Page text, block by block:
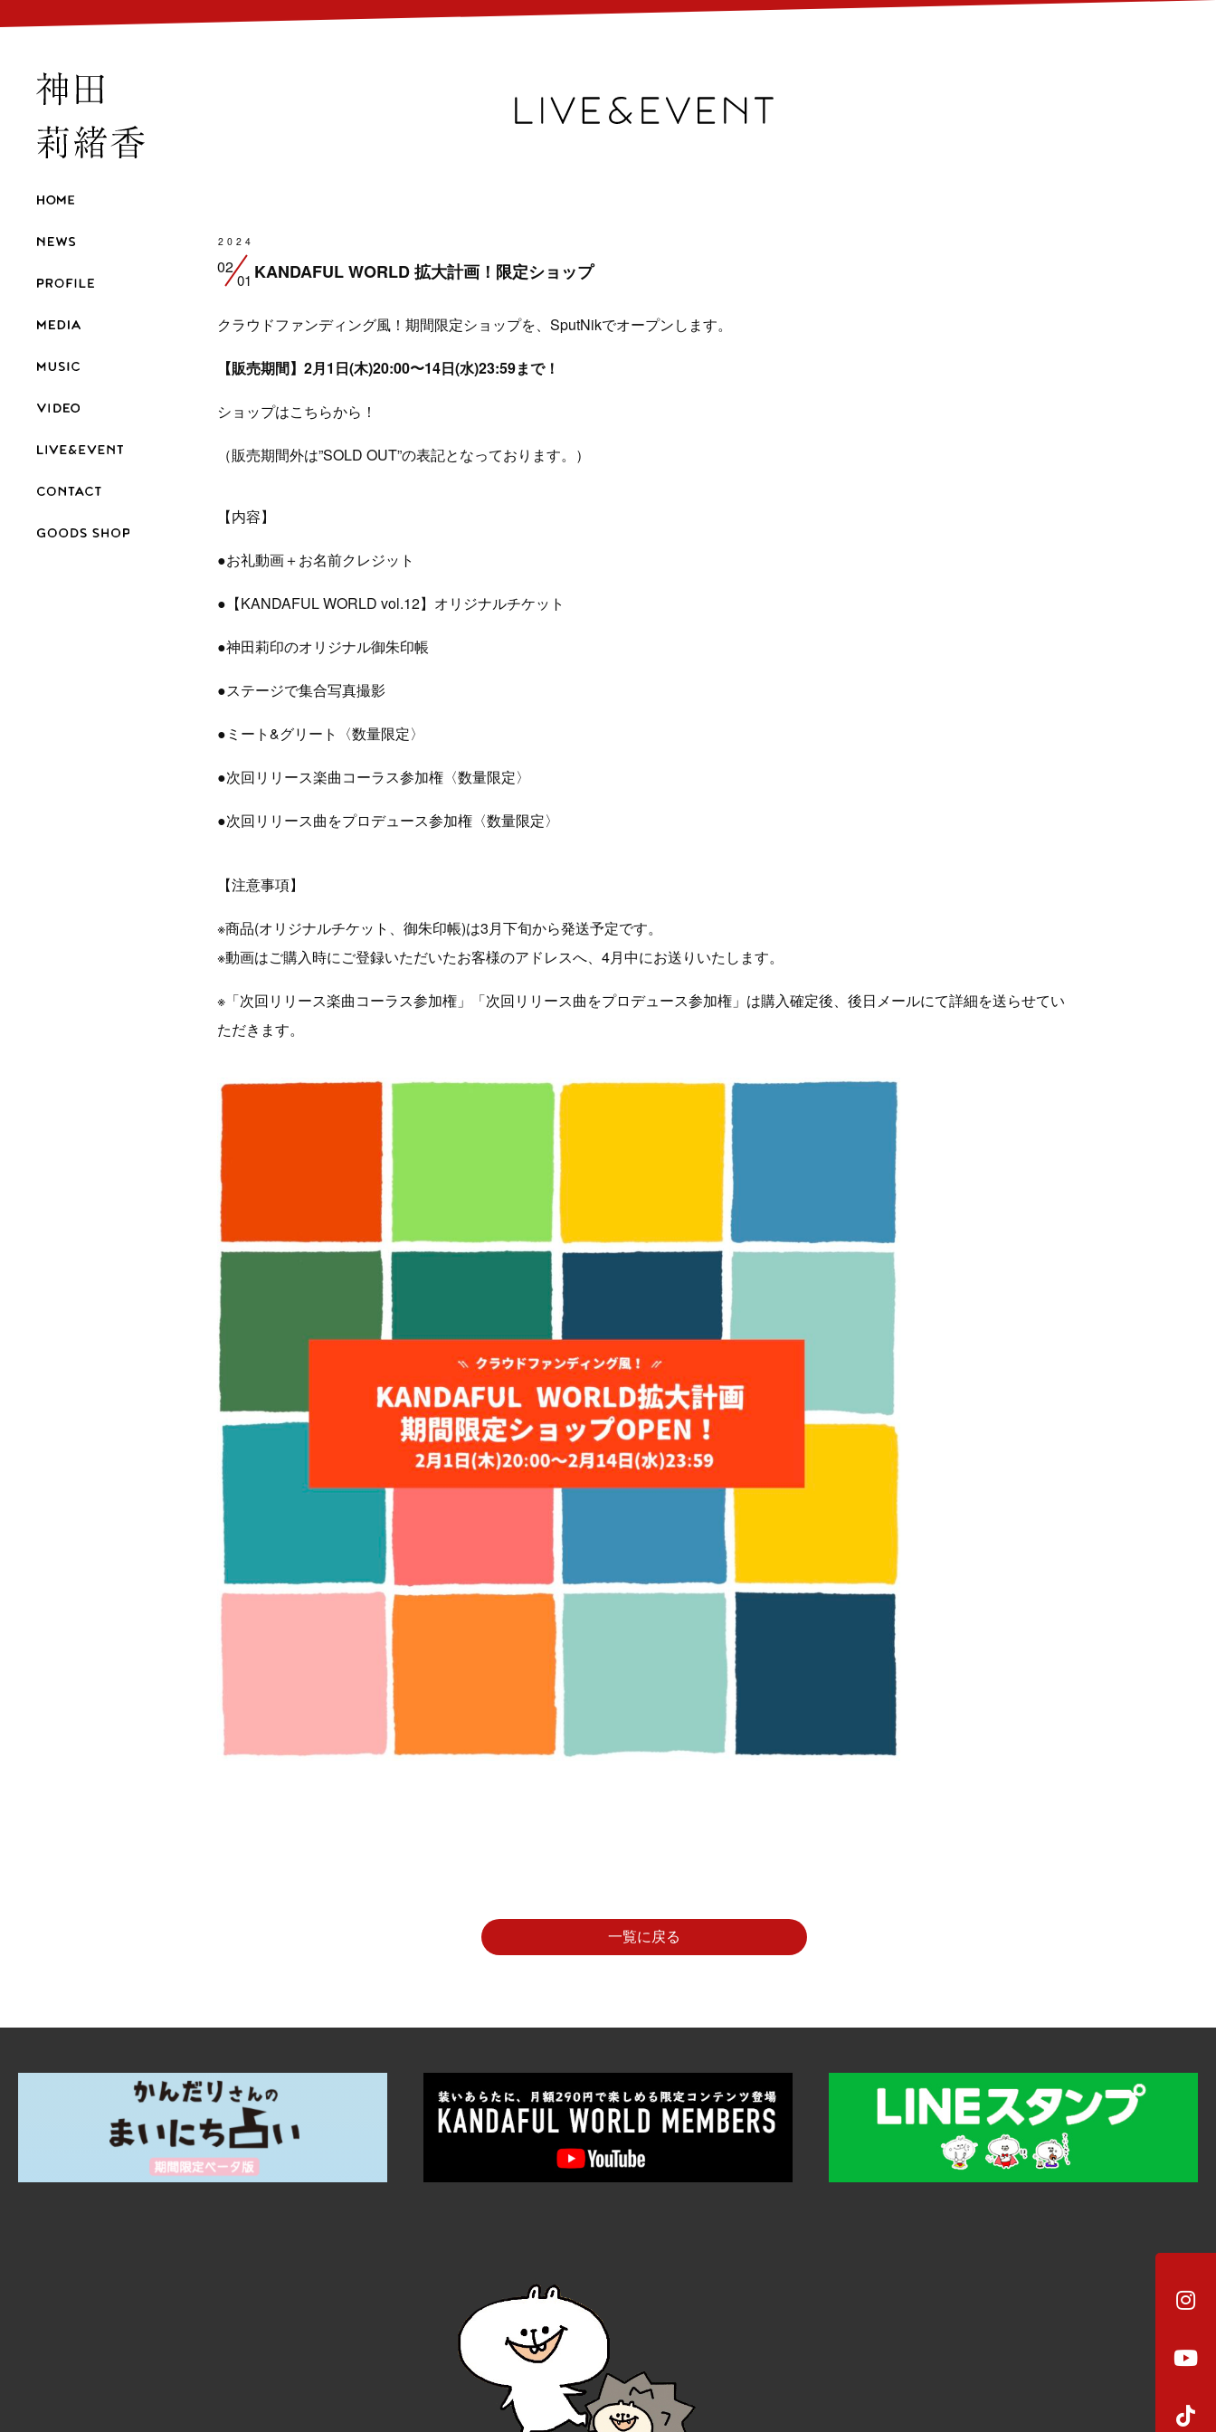
2024
02
01 KANDAFUL WORLD 拡大計画！限定ショップ
クラウドファンディング風！期間限定ショップを、SputNikでオープンします。
【販売期間】2月1日(木)20:00〜14日(水)23:59まで！
ショップはこちらから！
（販売期間外は”SOLD OUT”の表記となっております。）
【内容】
●お礼動画＋お名前クレジット
●【KANDAFUL WORLD vol.12】オリジナルチケット
●神田莉印のオリジナル御朱印帳
●ステージで集合写真撮影
●ミート&グリート〈数量限定〉
●次回リリース楽曲コーラス参加権〈数量限定〉
●次回リリース曲をプロデュース参加権〈数量限定〉
【注意事項】
※商品(オリジナルチケット、御朱印帳)は3月下旬から発送予定です。
※動画はご購入時にご登録いただいたお客様のアドレスへ、4月中にお送りいたします。
※「次回リリース楽曲コーラス参加権」「次回リリース曲をプロデュース参加権」は購入確定後、後日メールにて詳細を送らせてい
ただきます。
一覧に戻る